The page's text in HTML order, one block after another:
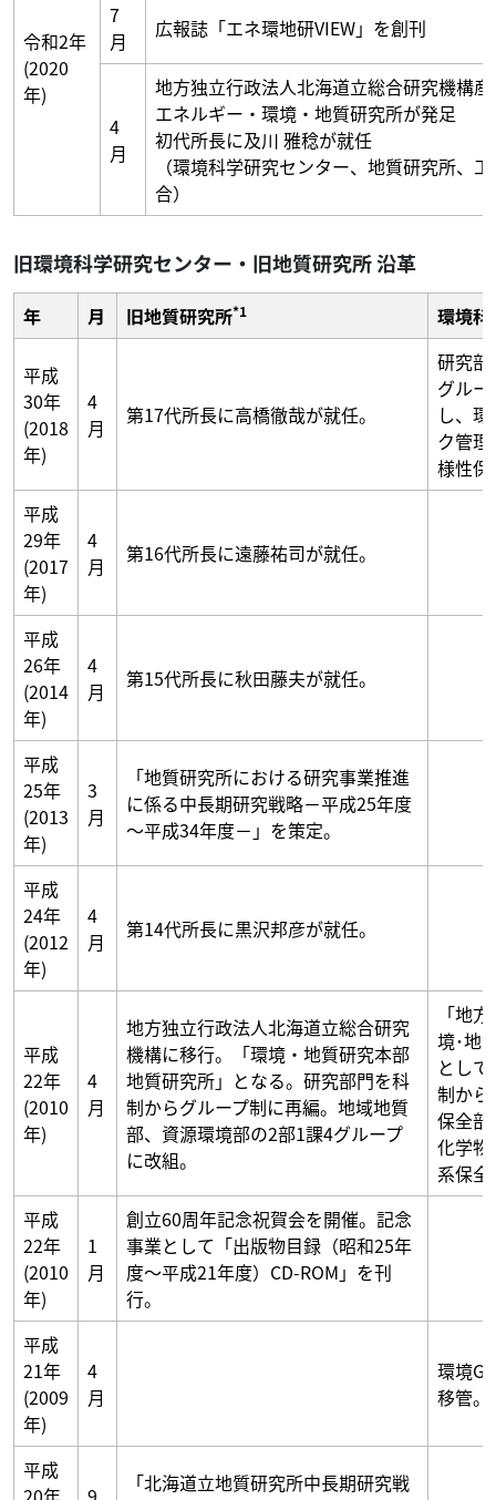
令和2年
(2020
年)
7
月
広報誌「エネ環地研VIEW」を創刊
4
月
地方独立行政法人北海道立総合研究機構
エネルギー・環境・地質研究所が発足
初代所長に及川 雅稔が就任
（環境科学研究センター、地質研究所、
合）
旧環境科学研究センター・旧地質研究所 沿革
年 月 旧地質研究所*1 環境科
平成
30年
(2018
年)
4
月
第17代所長に高橋徹哉が就任。
研究部
グル
し、
ク管
様性保
平成
29年
(2017
年)
4
月
第16代所長に遠藤祐司が就任。
平成
26年
(2014
年)
4
月
第15代所長に秋田藤夫が就任。
平成
25年
(2013
年)
3
月
「地質研究所における研究事業推進
に係る中長期研究戦略－平成25年度
～平成34年度－」を策定。
平成
24年
(2012
年)
4
月
第14代所長に黒沢邦彦が就任。
平成
22年
(2010
年)
4
月
地方独立行政法人北海道立総合研究
機構に移行。「環境・地質研究本部
地質研究所」となる。研究部門を科
制からグループ制に再編。地域地質
部、資源環境部の2部1課4グループ
に改組。
「地
境･地
とし
制から
保全部
化学物
系保
平成
22年
(2010
年)
1
月
創立60周年記念祝賀会を開催。記念
事業として「出版物目録（昭和25年
度～平成21年度）CD-ROM」を刊
行。
平成
21年
(2009
年)
4
月
環境
移管。
平成
「北海道立地質研究所中長期研究戦